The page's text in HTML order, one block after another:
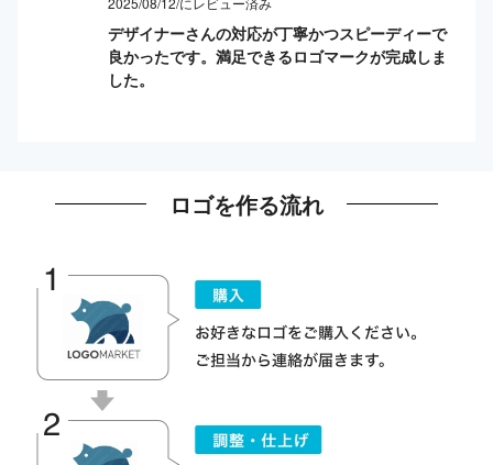
デザイナーさんの対応が丁寧かつスピーディーで
良かったです。満足できるロゴマークが完成しま
した。
ロゴを作る流れ